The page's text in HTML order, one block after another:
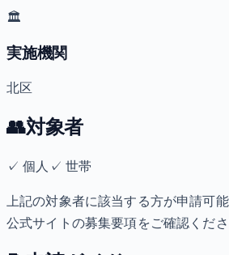
🏛️
実施機関
北区
👥対象者
✓個人 ✓ 世帯
上記の対象者に該当する方が申請可
公式サイトの募集要項をご確認くださ